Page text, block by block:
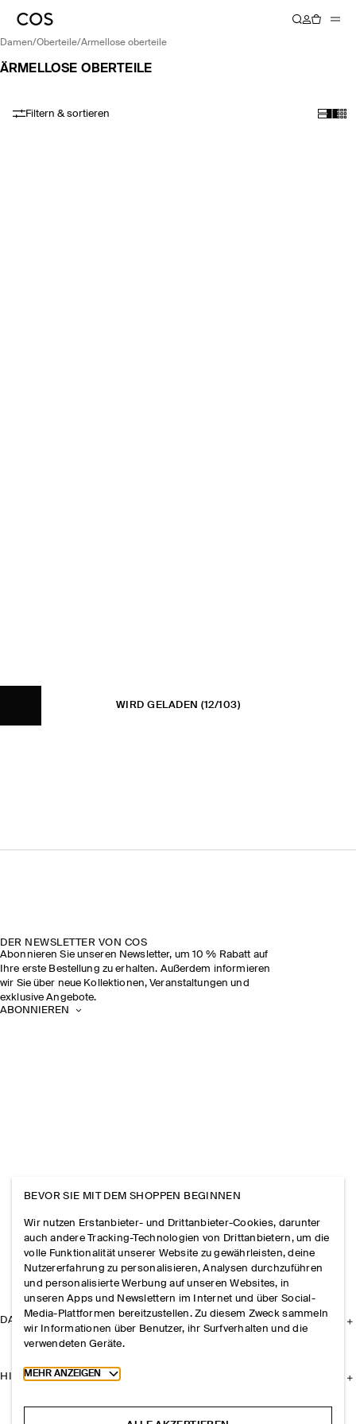
damen/ oberteile/ ärmellose oberteile
ÄRMELLOSE OBERTEILE
Filtern & sortieren
WIRD GELADEN (12/103)
DER NEWSLETTER VON COS
Abonnieren Sie unseren Newsletter, um 10 % Rabatt auf
Ihre erste Bestellung zu erhalten. Außerdem informieren
wir Sie über neue Kollektionen, Veranstaltungen und
exklusive Angebote.
ABONNIEREN
DAS UNTERNEHMEN
HILFE
BEVOR SIE MIT DEM SHOPPEN BEGINNEN
Wir nutzen Erstanbieter- und Drittanbieter-Cookies, darunter
auch andere Tracking-Technologien von Drittanbietern, um die
volle Funktionalität unserer Website zu gewährleisten, deine
Nutzererfahrung zu personalisieren, Analysen durchzuführen
und personalisierte Werbung auf unseren Websites, in
unseren Apps und Newslettern im Internet und über Social-
Media-Plattformen bereitzustellen. Zu diesem Zweck sammeln
wir Informationen über Benutzer, ihr Surfverhalten und die
verwendeten Geräte.
Toggle more cookie information
MEHR ANZEIGEN